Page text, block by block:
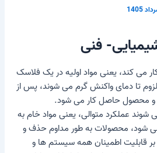
فنی
می کند، یعنی مواد اولیه در یک فلاسک
تا دمای واکنش گرم می شوند، پس از
و محصول حاصل کار می شود.
شوند عملکرد متوالی، یعنی مواد خام به
شود، محصولات به طور مداوم حذف و
قابلیت اطمینان همه سیستم ها و